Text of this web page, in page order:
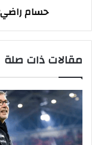
حسام
مقالات ذات صلة